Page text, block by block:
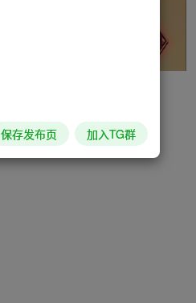
保存发布页 加入TG群